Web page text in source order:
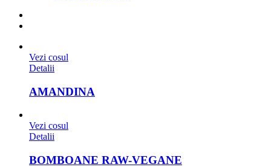
Vezi cosul
Detalii
AMANDINA
Vezi cosul
Detalii
BOMBOANE RAW-VEGANE